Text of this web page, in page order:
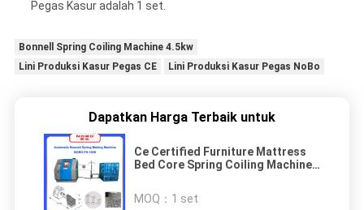
Pegas Kasur adalah 1 set.
Bonnell Spring Coiling Machine 4.5kw
Lini Produksi Kasur Pegas CE
Lini Produksi Kasur Pegas NoBo
Dapatkan Harga Terbaik untuk
Ce Certified Furniture Mattress
Bed Core Spring Coiling Machine
MOQ： 1 set